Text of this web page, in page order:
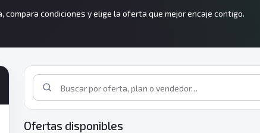
condiciones y elige la oferta que mejor encaje contigo.
Ofertas disponibles